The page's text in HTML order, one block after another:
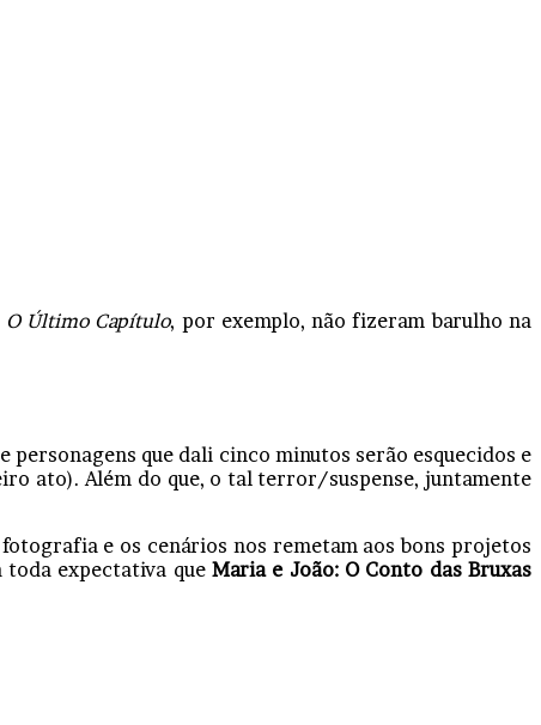
O Último Capítulo, por exemplo, não fizeram barulho na
que dali cinco minutos serão esquecidos e
ato). Além do que, o tal terror/suspense, juntamente
e os cenários nos remetam aos bons projetos
expectativa que Maria e João: O Conto das Bruxas